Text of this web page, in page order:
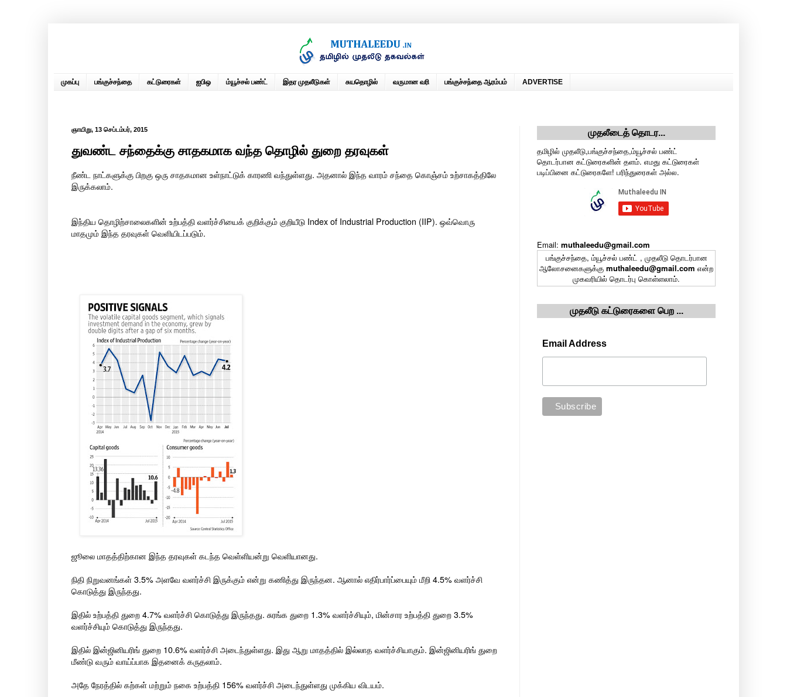
முகப்பு பங்குச்சந்தை கட்டுரைகள் ஐபிஒ ம்யூச்சல் பண்ட் இதர முதலீடுகள் சுயதொழில் வருமான வரி பங்குச்சந்தை ஆரம்பம் ADVERTISE
ஞாயிறு, 13 செப்டம்பர், 2015
துவண்ட சந்தைக்கு சாதகமாக வந்த தொழில் துறை தரவுகள்
நீண்ட நாட்களுக்கு பிறகு ஒரு சாதகமான உள்நாட்டுக் காரணி வந்துள்ளது. அதனால் இந்த வாரம் சந்தை கொஞ்சம் உற்சாகத்திலே
இருக்கலாம்.
இந்திய தொழிற்சாலைகளின் உற்பத்தி வளர்ச்சியைக் குறிக்கும் குறியீடு Index of Industrial Production (IIP). ஒவ்வொரு
மாதமும் இந்த தரவுகள் வெளியிடப்படும்.
ஜூலை மாதத்திற்கான இந்த தரவுகள் கடந்த வெள்ளியன்று வெளியானது.
நிதி நிறுவனங்கள் 3.5% அளவே வளர்ச்சி இருக்கும் என்று கணித்து இருந்தன. ஆனால் எதிர்பார்ப்பையும் மீறி 4.5% வளர்ச்சி
கொடுத்து இருந்தது.
இதில் உற்பத்தி துறை 4.7% வளர்ச்சி கொடுத்து இருந்தது. சுரங்க துறை 1.3% வளர்ச்சியும், மின்சார உற்பத்தி துறை 3.5%
வளர்ச்சியும் கொடுத்து இருந்தது.
இதில் இன்ஜினியரிங் துறை 10.6% வளர்ச்சி அடைந்துள்ளது. இது ஆறு மாதத்தில் இல்லாத வளர்ச்சியாகும். இன்ஜினியரிங் துறை
மீண்டு வரும் வாய்ப்பாக இதனைக் கருதலாம்.
அதே நேரத்தில் கற்கள் மற்றும் நகை உற்பத்தி 156% வளர்ச்சி அடைந்துள்ளது முக்கிய விடயம்.
முதலீடைத் தொடர...
தமிழில் முதலீடு,பங்குச்சந்தை,ம்யூச்சல் பண்ட்
தொடர்பான கட்டுரைகளின் தளம். எமது கட்டுரைகள்
படிப்பினை கட்டுரைகளே! பரிந்துரைகள் அல்ல.
Email: muthaleedu@gmail.com
பங்குச்சந்தை, ம்யூச்சல் பண்ட் , முதலீடு தொடர்பான
ஆலோசனைகளுக்கு muthaleedu@gmail.com என்ற
முகவரியில் தொடர்பு கொள்ளலாம்.
முதலீடு கட்டுரைகளை பெற ...
Email Address